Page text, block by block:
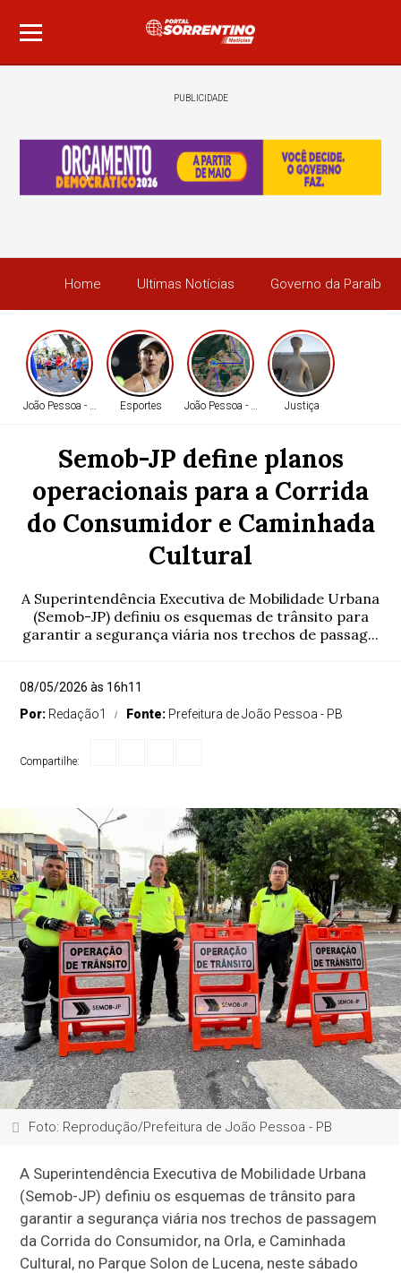
PUBLICIDADE
Home Ultimas Notícias Governo da Paraíba
João Pessoa - PB Esportes João Pessoa - PB Justiça
João Pessoa - PBJoão Pessoa - PB Política João Pessoa - PB
Semob-JP define planos
operacionais para a Corrida
do Consumidor e Caminhada
Cultural
A Superintendência Executiva de Mobilidade Urbana
(Semob-JP) definiu os esquemas de trânsito para
garantir a segurança viária nos trechos de passag...
08/05/2026 às 16h11
Por: Redação1 Fonte: Prefeitura de João Pessoa - PB
Compartilhe:
Foto: Reprodução/Prefeitura de João Pessoa - PB
A Superintendência Executiva de Mobilidade Urbana
(Semob-JP) definiu os esquemas de trânsito para
garantir a segurança viária nos trechos de passagem
da Corrida do Consumidor, na Orla, e Caminhada
Cultural, no Parque Solon de Lucena, neste sábado